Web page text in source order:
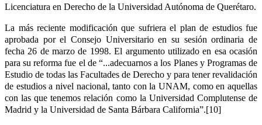
Licenciatura en Derecho de la Universidad Autónoma de Querétaro.
La más reciente modificación que sufriera el plan de estudios fue
aprobada por el Consejo Universitario en su sesión ordinaria de
fecha 26 de marzo de 1998. El argumento utilizado en esa ocasión
para su reforma fue el de “...adecuarnos a los Planes y Programas de
Estudio de todas las Facultades de Derecho y para tener revalidación
de estudios a nivel nacional, tanto con la UNAM, como en aquellas
con las que tenemos relación como la Universidad Complutense de
Madrid y la Universidad de Santa Bárbara California”.[10]